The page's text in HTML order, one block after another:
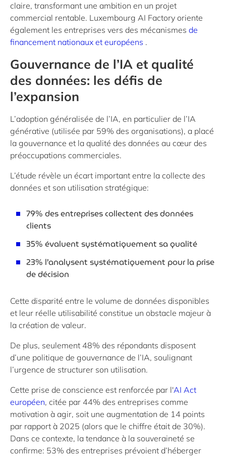
claire, transformant une ambition en un projet
commercial rentable. Luxembourg AI Factory oriente
également les entreprises vers des mécanismes de
financement nationaux et européens .
Gouvernance de l’IA et qualité
des données: les défis de
l’expansion
L’adoption généralisée de l’IA, en particulier de l’IA
générative (utilisée par 59% des organisations), a placé
la gouvernance et la qualité des données au cœur des
préoccupations commerciales.
L’étude révèle un écart important entre la collecte des
données et son utilisation stratégique:
79% des entreprises collectent des données
clients
35% évaluent systématiquement sa qualité
23% l’analysent systématiquement pour la prise
de décision
Cette disparité entre le volume de données disponibles
et leur réelle utilisabilité constitue un obstacle majeur à
la création de valeur.
De plus, seulement 48% des répondants disposent
d’une politique de gouvernance de l’IA, soulignant
l’urgence de structurer son utilisation.
Cette prise de conscience est renforcée par l'AI Act
européen, citée par 44% des entreprises comme
motivation à agir, soit une augmentation de 14 points
par rapport à 2025 (alors que le chiffre était de 30%).
Dans ce contexte, la tendance à la souveraineté se
confirme: 53% des entreprises prévoient d’héberger